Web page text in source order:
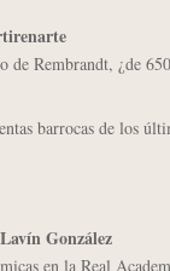
de Rembrandt, ¿de
barrocas de los
González
en la Real